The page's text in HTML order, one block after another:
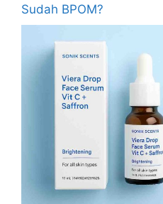
Sudah BPOM?